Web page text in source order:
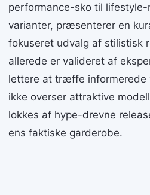
performance-sko til
varianter, præsenterer en
fokuseret udvalg af stilistisk
allerede er valideret af
lettere at træffe informerede
ikke overser attraktive
lokkes af hype-drevne
ens faktiske garderobe.